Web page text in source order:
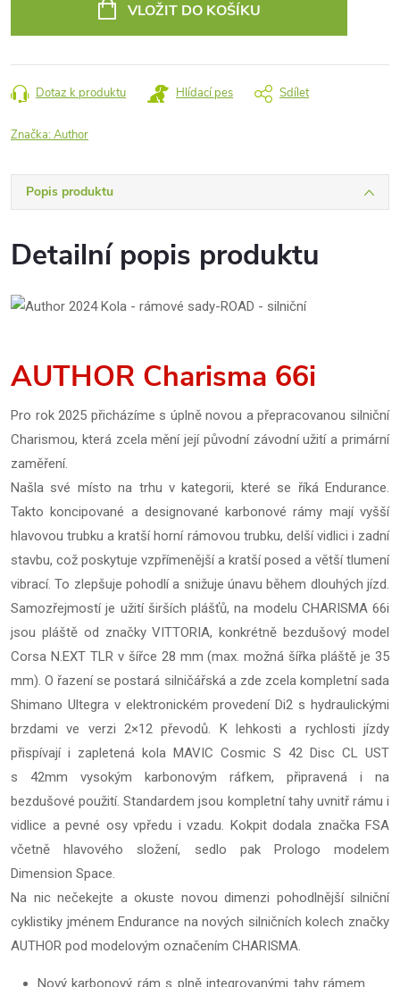
VLOŽIT DO KOŠÍKU
Dotaz k produktu Hlídací pes Sdílet
Značka:Author
Popis produktu
Detailní popis produktu
AUTHOR Charisma 66i
Pro rok 2025 přicházíme s úplně novou a přepracovanou silniční
Charismou, která zcela mění její původní závodní užití a primární
zaměření.
Našla své místo na trhu v kategorii, které se říká Endurance.
Takto koncipované a designované karbonové rámy mají vyšší
hlavovou trubku a kratší horní rámovou trubku, delší vidlici i zadní
stavbu, což poskytuje vzpřímenější a kratší posed a větší tlumení
vibrací. To zlepšuje pohodlí a snižuje únavu během dlouhých jízd.
Samozřejmostí je užití širších plášťů, na modelu CHARISMA 66i
jsou pláště od značky VITTORIA, konkrétně bezdušový model
Corsa N.EXT TLR v šířce 28 mm (max. možná šířka pláště je 35
mm). O řazení se postará silničářská a zde zcela kompletní sada
Shimano Ultegra v elektronickém provedení Di2 s hydraulickými
brzdami ve verzi 2×12 převodů. K lehkosti a rychlosti jízdy
přispívají i zapletená kola MAVIC Cosmic S 42 Disc CL UST
s 42mm vysokým karbonovým ráfkem, připravená i na
bezdušové použití. Standardem jsou kompletní tahy uvnitř rámu i
vidlice a pevné osy vpředu i vzadu. Kokpit dodala značka FSA
včetně hlavového složení, sedlo pak Prologo modelem
Dimension Space.
Na nic nečekejte a okuste novou dimenzi pohodlnější silniční
cyklistiky jménem Endurance na nových silničních kolech značky
AUTHOR pod modelovým označením CHARISMA.
Nový karbonový rám s plně integrovanými tahy rámem